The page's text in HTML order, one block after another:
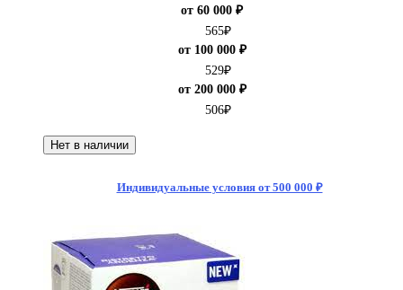
от 60 000 ₽
565₽
от 100 000 ₽
529₽
от 200 000 ₽
506₽
Нет в наличии
Индивидуальные условия от 500 000 ₽